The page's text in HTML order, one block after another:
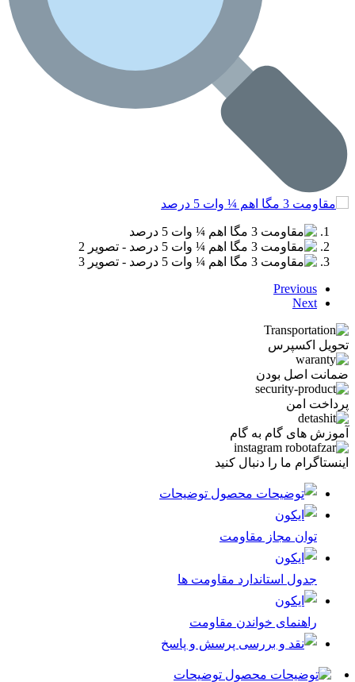
Previous
Next
تحویل اکسپرس
ضمانت اصل بودن
پرداخت امن
آموزش های گام به گام
اینستاگرام ما را دنبال کنید
توضیحات
توان مجاز مقاومت
جدول استاندارد مقاومت ها
راهنمای خواندن مقاومت
پرسش و پاسخ
توضیحات